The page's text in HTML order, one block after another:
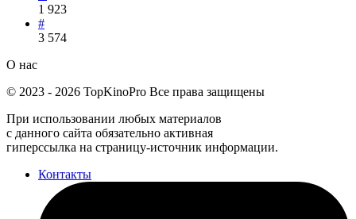
1 923
#
3 574
О нас
© 2023 - 2026 TopKinoPro Все права защищены
При использовании любых материалов
с данного сайта обязательно активная
гиперссылка на страницу-источник информации.
Контакты